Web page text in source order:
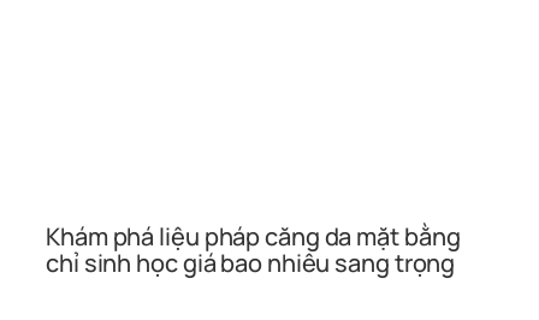
Khám phá liệu pháp căng da mặt bằng
chỉ sinh học giá bao nhiêu sang trọng